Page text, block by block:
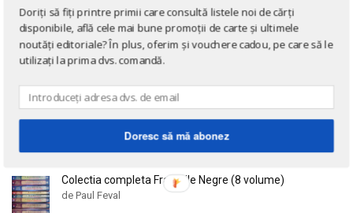
Alain Besancon
Alain Bombard
Alain Danielou
Alain Lesage
Alain Manevy
Alan Dean Foster
Alain Besancon
Alain Bombard
Alain Danielou
Alain Lesage
Alain Manevy
Alan Dean Foster
Eseuri
de Emil Cioran
Doctrina sau Cele patru carti clasice ale Chinei
de Confucius
Colectia completa Fracurile Negre (8 volume)
de Paul Feval
Doriți să fiți printre primii care consultă listele noi de cărți
disponibile, află cele mai bune promoții de carte și ultimele
noutăți editoriale? În plus, oferim și vouchere cadou, pe care să le
utilizați la prima dvs. comandă.
Doresc să mă abonez